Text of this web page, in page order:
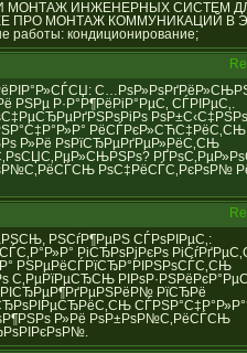
И МОНТАЖ ИНЖЕНЕРНЫХ СИСТЕМ
ПРО МОНТАЖ КОММУНИКАЦИЙ В
работы: кондиционирование;
Р·Р°Р¶РёРіР°РµС‚ СЃРІРµС‚.
РёСЃРєР»СЋС‡РёС‚СЊ
Р»Рё РѕРїСЂРµРґРµР»РёС‚СЊ
РѕС‡РёСЃС‚РєРѕР№
РЅСѓР¶РµРЅ СЃРѕРІРµС‚:
РіСЂРѕРјРєРѕ
РЅРµРёСЃРїСЂР°РІРЅРѕСЃС‚СЊ
РІРѕР·РЅРёРєР°РµС‚
РїСЂРё
Р»Рё РѕР±РѕР№С‚РёСЃСЊ